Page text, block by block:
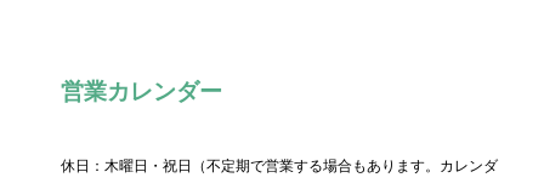
営業カレンダー
休日：木曜日・祝日（不定期で営業する場合もあります。カレンダ